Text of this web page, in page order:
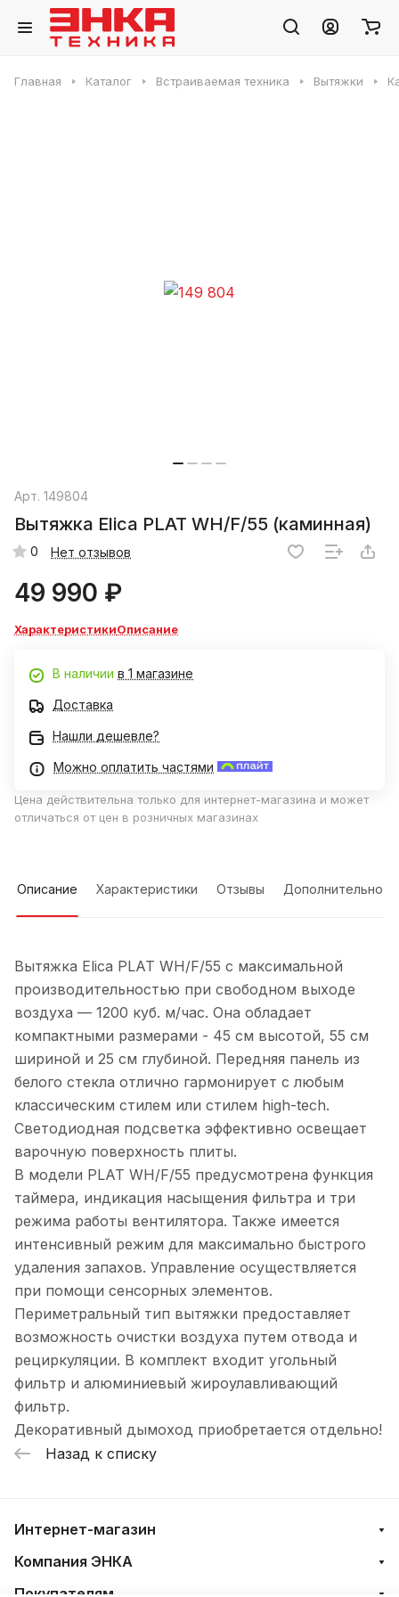
Главная Каталог Встраиваемая техника Вытяжки
Арт. 149804
Вытяжка Elica PLAT WH/F/55 (каминная)
0 Нет отзывов
49 990 ₽
ХарактеристикиОписание
В наличии в 1 магазине
Доставка
Нашли дешевле?
Можно оплатить частями
Цена действительна только для интернет-магазина и может
отличаться от цен в розничных магазинах
Описание Характеристики Отзывы Дополнительно
Вытяжка Elica PLAT WH/F/55 с максимальной
производительностью при свободном выходе
воздуха — 1200 куб. м/час. Она обладает
компактными размерами - 45 см высотой, 55 см
шириной и 25 см глубиной. Передняя панель из
белого стекла отлично гармонирует с любым
классическим стилем или стилем high-tech.
Светодиодная подсветка эффективно освещает
варочную поверхность плиты.
В модели PLAT WH/F/55 предусмотрена функция
таймера, индикация насыщения фильтра и три
режима работы вентилятора. Также имеется
интенсивный режим для максимально быстрого
удаления запахов. Управление осуществляется
при помощи сенсорных элементов.
Периметральный тип вытяжки предоставляет
возможность очистки воздуха путем отвода и
рециркуляции. В комплект входит угольный
фильтр и алюминиевый жироулавливающий
фильтр.
Декоративный дымоход приобретается отдельно!
Назад к списку
Интернет-магазин
Компания ЭНКА
Покупателям